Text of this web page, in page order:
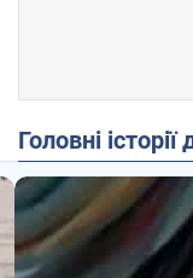
Головні історії